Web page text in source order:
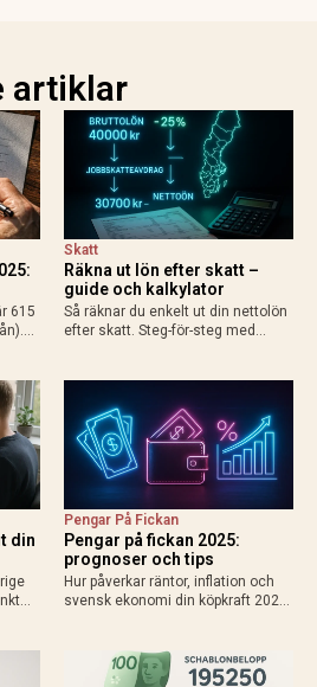
artiklar
615
Räkna ut lön efter skatt –
guide och kalkylator
Skatt
Så räknar du enkelt ut din nettolön
efter skatt. Steg-för-steg med
resultat 2025.
din
Pengar på fickan 2025:
prognoser och tips
Pengar På Fickan
Hur påverkar räntor, inflation och
svensk ekonomi din köpkraft 2025?
praktiska tips för att maximera
disponibel inkomst.